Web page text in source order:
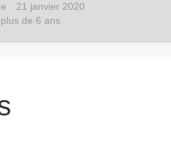
21 janvier 2020
de 6 ans